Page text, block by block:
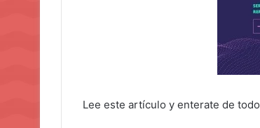
Lee este artículo y enterate de todo